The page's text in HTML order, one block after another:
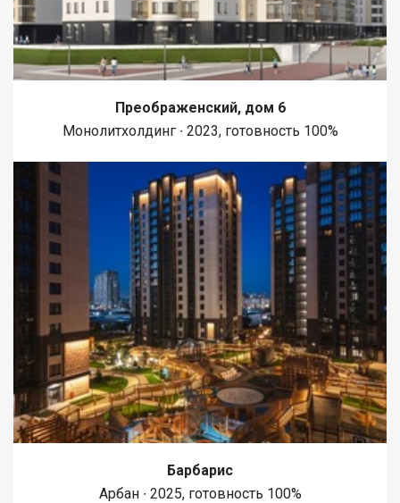
Преображенский, дом 6
Монолитхолдинг ∙ 2023, готовность 100%
Барбарис
Арбан ∙ 2025, готовность 100%